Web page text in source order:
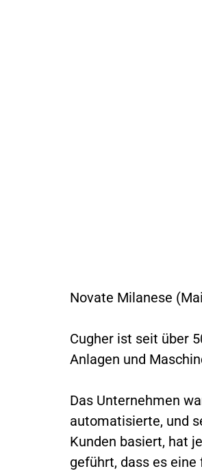
Novate Milanese
Cugher ist seit über
Anlagen und
Das Unternehmen
automatisierte, und
Kunden basiert, hat
geführt, dass es